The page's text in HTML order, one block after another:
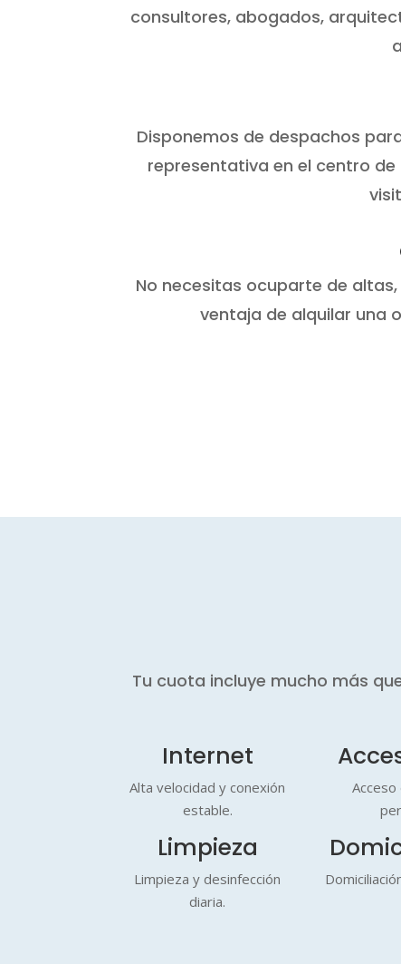
consultores, abogados,
Disponemos de despachos
representativa en el centro
No necesitas ocuparte de
ventaja de alquilar una
Tu cuota incluye mucho más
Internet
Alta velocidad y conexión
estable.
Limpieza
Limpieza y desinfección
diaria.
Acceso